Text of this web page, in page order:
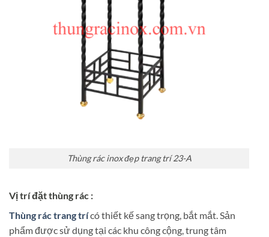
Thùng rác inox đẹp trang trí 23-A
Vị trí đặt thùng rác :
Thùng rác trang trícó thiết kế sang trọng, bắt mắt. Sản
phẩm được sử dụng tại các khu công cộng, trung tâm